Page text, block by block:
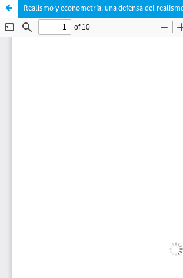
Realismo y econometría: una defensa del